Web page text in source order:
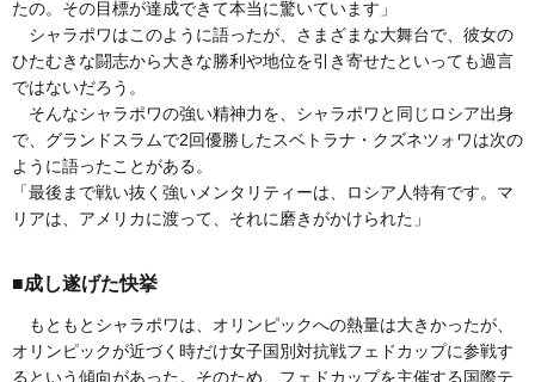
たの。その目標が達成できて本当に驚いています」
シャラポワはこのように語ったが、さまざまな大舞台で、彼女の
ひたむきな闘志から大きな勝利や地位を引き寄せたといっても過言
ではないだろう。
そんなシャラポワの強い精神力を、シャラポワと同じロシア出身
で、グランドスラムで2回優勝したスベトラナ・クズネツォワは次の
ように語ったことがある。
「最後まで戦い抜く強いメンタリティーは、ロシア人特有です。マ
リアは、アメリカに渡って、それに磨きがかけられた」
■成し遂げた快挙
もともとシャラポワは、オリンピックへの熱量は大きかったが、
オリンピックが近づく時だけ女子国別対抗戦フェドカップに参戦す
るという傾向があった。そのため、フェドカップを主催する国際テ